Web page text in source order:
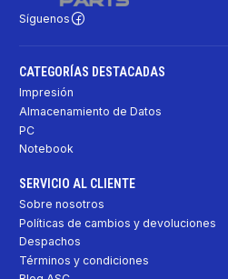
Síguenos
CATEGORÍAS DESTACADAS
Impresión
Almacenamiento de Datos
PC
Notebook
SERVICIO AL CLIENTE
Sobre nosotros
Políticas de cambios y devoluciones
Despachos
Términos y condiciones